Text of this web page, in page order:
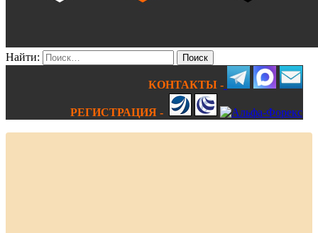
Найти:
КОНТАКТЫ -
РЕГИСТРАЦИЯ -